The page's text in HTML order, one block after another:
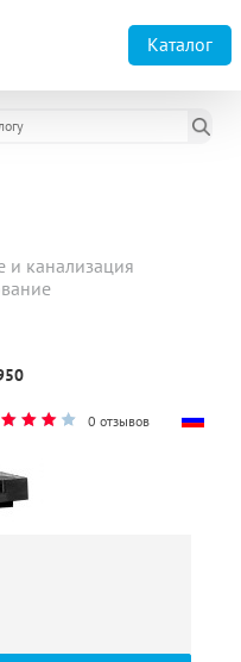
Каталог
канализация
0 отзывов